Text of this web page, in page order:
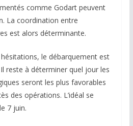
comme Godart peuvent
La coordination entre
est alors déterminante.
le débarquement est
reste à déterminer quel jour les
seront les plus favorables
des opérations. L’idéal se
7 juin.